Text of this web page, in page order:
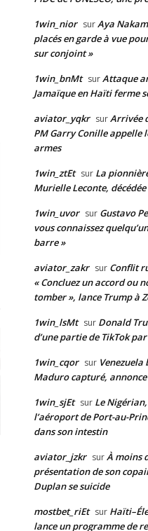
1win_nior surAya
placés en garde à vue
sur conjoint »
1win_bnMt surAttaque
Jamaïque en Haïti ferme
aviator_yqkr surArrivée
PM Garry Conille appelle
armes
1win_ztEt sur La
Murielle Leconte,
1win_uvor sur Gustavo
vous connaissez
barre »
aviator_zakr sur Conflit
« Concluez un accord ou
tomber », lance Trump à
1win_lsMt sur Donald
d’une partie de TikTok
1win_cqor sur
Maduro capturé,
1win_sjEt sur Le
l’aéroport de Port-au-
dans son intestin
aviator_jzkr surÀ moins
présentation de son
Duplan se suicide
mostbet_riEt sur
lance un programme de